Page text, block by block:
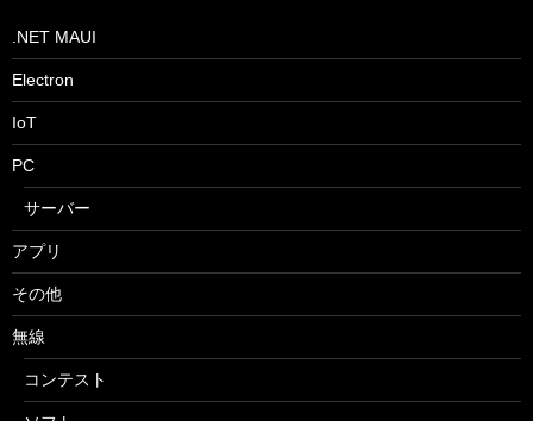
.NET MAUI
Electron
IoT
PC
サーバー
アプリ
その他
無線
コンテスト